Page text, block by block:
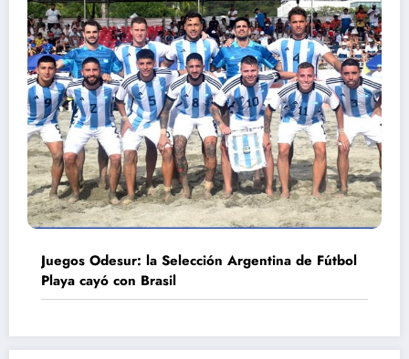
Juegos Odesur: la Selección Argentina de Fútbol
Playa cayó con Brasil